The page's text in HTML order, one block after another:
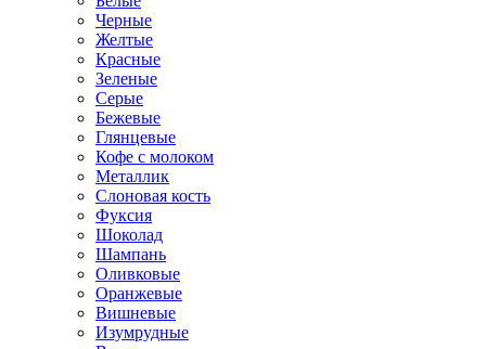
Черные
Желтые
Красные
Зеленые
Серые
Бежевые
Глянцевые
Кофе с молоком
Металлик
Слоновая кость
Фуксия
Шоколад
Шампань
Оливковые
Оранжевые
Вишневые
Изумрудные